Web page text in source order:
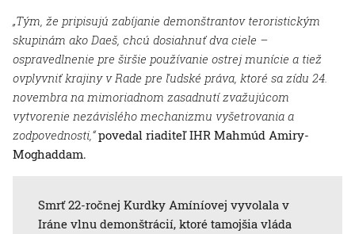
„Tým, že pripisujú zabíjanie demonštrantov teroristickým
skupinám ako Daeš, chcú dosiahnuť dva ciele –
ospravedlnenie pre širšie používanie ostrej munície a tiež
ovplyvniť krajiny v Rade pre ľudské práva, ktoré sa zídu 24.
novembra na mimoriadnom zasadnutí zvažujúcom
vytvorenie nezávislého mechanizmu vyšetrovania a
zodpovednosti,“povedal riaditeľ IHR Mahmúd Amiry-
Moghaddam.
Smrť 22-ročnej Kurdky Amíníovej vyvolala v
Iráne vlnu demonštrácií, ktoré tamojšia vláda